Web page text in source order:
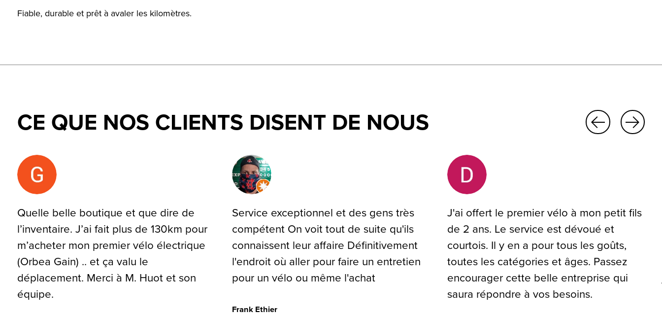
Fiable, durable et prêt à avaler les kilomètres.
CE QUE NOS CLIENTS DISENT DE NOUS
Testimonial items
Quelle belle boutique et que dire de
l’inventaire. J’ai fait plus de 130km pour
m’acheter mon premier vélo électrique
(Orbea Gain) .. et ça valu le
déplacement. Merci à M. Huot et son
équipe.
Service exceptionnel et des gens très
compétent On voit tout de suite qu'ils
connaissent leur affaire Définitivement
l'endroit où aller pour faire un entretien
pour un vélo ou même l'achat
Frank Ethier
J'ai offert le premier vélo à mon petit fils
de 2 ans. Le service est dévoué et
courtois. Il y en a pour tous les goûts,
toutes les catégories et âges. Passez
encourager cette belle entreprise qui
saura répondre à vos besoins.